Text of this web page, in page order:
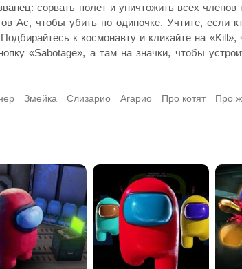
сорвать полет и уничтожить всех членов
Ас, чтобы убить по одиночке. Учтите, если
к космонавту и кликайте на
«Sabotage», а там на значки, чтобы
Змейка Слизарио Агарио Про котят Про